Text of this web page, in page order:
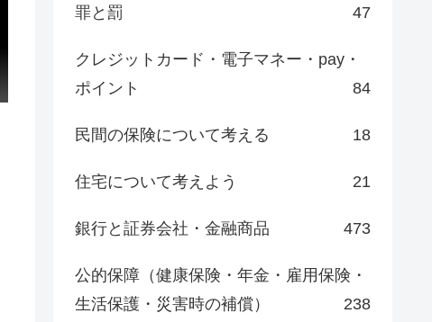
罪と罰 47
クレジットカード・電子マネー・pay・
ポイント
84
民間の保険について考える 18
住宅について考えよう 21
銀行と証券会社・金融商品 473
公的保障（健康保険・年金・雇用保険・
生活保護・災害時の補償）
238